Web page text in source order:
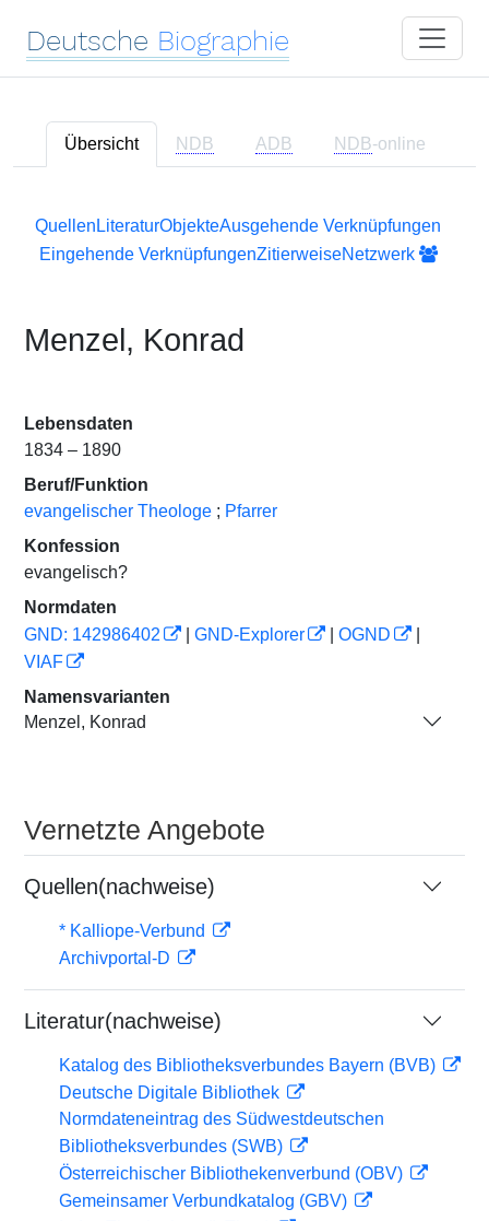
Deutsche Biographie
Übersicht NDB ADB NDB-online
Quellen LiteraturObjekteAusgehende Verknüpfungen
Eingehende VerknüpfungenZitierweiseNetzwerk
Menzel, Konrad
Lebensdaten
1834 – 1890
Beruf/Funktion
evangelischer Theologe ; Pfarrer
Konfession
evangelisch?
Normdaten
GND: 142986402
GND-Explorer OGND
VIAF
Namensvarianten
Menzel, Konrad
Vernetzte Angebote
Quellen(nachweise)
* Kalliope-Verbund
Archivportal-D
Literatur(nachweise)
Katalog des Bibliotheksverbundes Bayern (BVB)
Deutsche Digitale Bibliothek
Normdateneintrag des Südwestdeutschen
Bibliotheksverbundes (SWB)
Österreichischer Bibliothekenverbund (OBV)
Gemeinsamer Verbundkatalog (GBV)